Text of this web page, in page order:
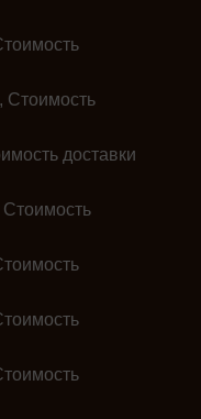
Стоимость
доставки